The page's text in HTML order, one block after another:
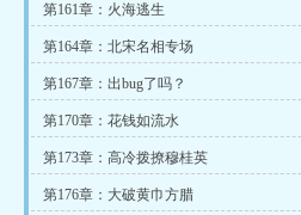
第161章：火海逃生
第164章：北宋名相专场
第167章：出bug了吗？
第170章：花钱如流水
第173章：高冷拨撩穆桂英
第176章：大破黄巾方腊